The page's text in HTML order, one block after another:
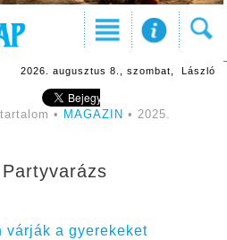
2026. augusztus 8., szombat, László
• MAGAZIN • 2025.
várják a gyerekeket